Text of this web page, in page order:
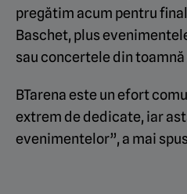
pregătim acum pentru
Baschet, plus
sau concertele din toamnă
BTarena este un efort
extrem de dedicate, iar
evenimentelor”, a mai